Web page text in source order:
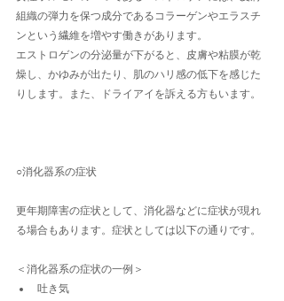
組織の弾力を保つ成分であるコラーゲンやエラスチ
ンという繊維を増やす働きがあります。
エストロゲンの分泌量が下がると、皮膚や粘膜が乾
燥し、かゆみが出たり、肌のハリ感の低下を感じた
りします。また、ドライアイを訴える方もいます。
○消化器系の症状
更年期障害の症状として、消化器などに症状が現れ
る場合もあります。症状としては以下の通りです。
＜消化器系の症状の一例＞
吐き気